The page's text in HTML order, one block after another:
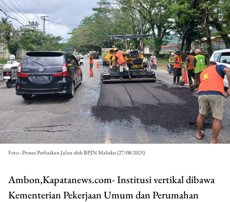
Foto : Proses Perbaikan Jalan oleh BPJN Maluku (27/08/2025)
Ambon,Kapatanews.com- Institusi vertikal dibawa
Kementerian Pekerjaan Umum dan Perumahan